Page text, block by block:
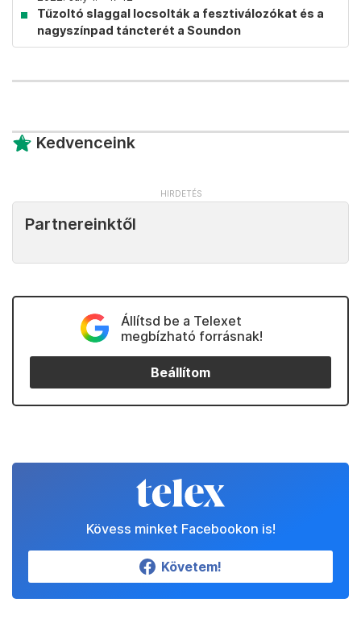
Tűzoltó slaggal locsolták a fesztiválozókat és a
nagyszínpad táncterét a Soundon
Kedvenceink
Partnereinktől
Állítsd be a Telexet
megbízható forrásnak!
Beállítom
Kövess minket Facebookon is!
Követem!